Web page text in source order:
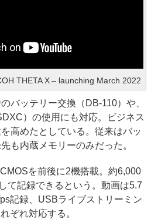
THETA X – launching March 2022
バッテリー交換（DB-110）や、
）の使用にも対応。ビジネス
高めたとしている。従来はバッ
も内蔵メモリーのみだった。
を前後に2機搭載。約6,000
て記録できるという。動画は5.7
記録、USBライブストリーミン
ぞれ対応する。